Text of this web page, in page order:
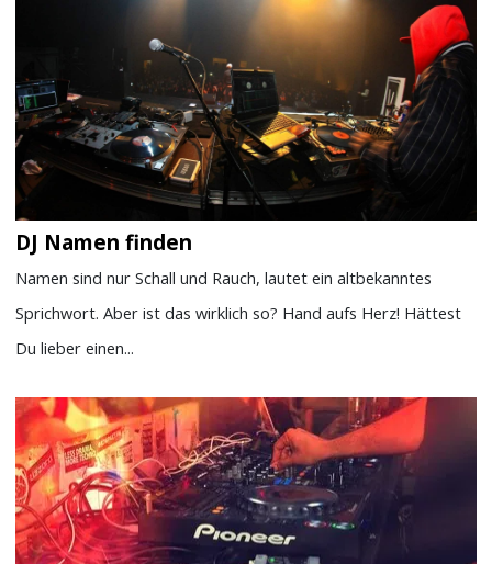
DJ Namen finden
Namen sind nur Schall und Rauch, lautet ein altbekanntes
Sprichwort. Aber ist das wirklich so? Hand aufs Herz! Hättest
Du lieber einen...